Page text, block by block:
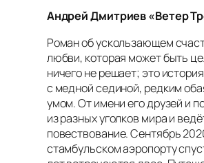
Андрей Дмитриев «Ветер
Роман об ускользающем
любви, которая может быть
ничего не решает; это
с медной сединой, редким
умом. От имени его друзей и
из разных уголков мира и
повествование. Сентябрь
стамбульском аэропорту